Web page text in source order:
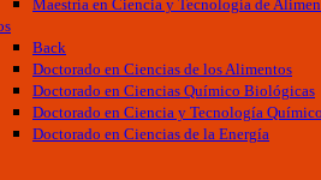
Maestría en Ciencia y Tecnología de
Back
Doctorado en Ciencias de los Alimentos
Doctorado en Ciencias Químico Biológicas
Doctorado en Ciencia y Tecnología
Doctorado en Ciencias de la Energía